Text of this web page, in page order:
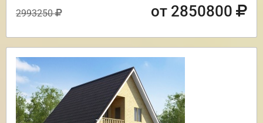
2993250 от 2850800